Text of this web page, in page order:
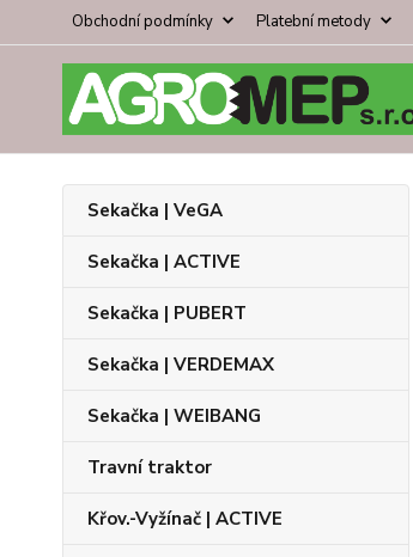
Obchodní podmínky Platební metody
Sekačka | VeGA
Sekačka | ACTIVE
Sekačka | PUBERT
Sekačka | VERDEMAX
Sekačka | WEIBANG
Travní traktor
Křov.-Vyžínač | ACTIVE